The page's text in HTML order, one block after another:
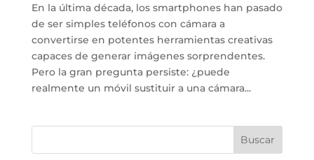
En la última década, los smartphones han pasado
de ser simples teléfonos con cámara a
convertirse en potentes herramientas creativas
capaces de generar imágenes sorprendentes.
Pero la gran pregunta persiste: ¿puede
realmente un móvil sustituir a una cámara...
Buscar